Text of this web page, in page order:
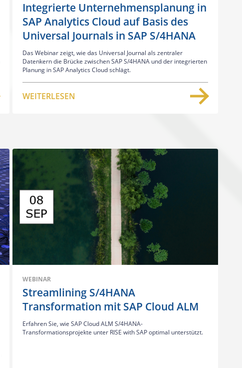
Integrierte Unternehmensplanung in
SAP Analytics Cloud auf Basis des
Universal Journals in SAP S/4HANA
Das Webinar zeigt, wie das Universal Journal als zentraler
Datenkern die Brücke zwischen SAP S/4HANA und der integrierten
Planung in SAP Analytics Cloud schlägt.
WEITERLESEN
WEBINAR
Streamlining S/4HANA
Transformation mit SAP Cloud ALM
Erfahren Sie, wie SAP Cloud ALM S/4HANA-
Transformationsprojekte unter RISE with SAP optimal unterstützt.